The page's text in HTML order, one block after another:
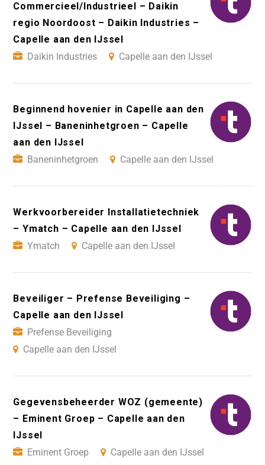
Commercieel/Industrieel – Daikin
regio Noordoost – Daikin Industries –
Capelle aan den IJssel
Daikin Industries
Capelle aan den IJssel
Beginnend hovenier in Capelle aan den
IJssel – Baneninhetgroen – Capelle
aan den IJssel
Baneninhetgroen
Capelle aan den IJssel
Werkvoorbereider Installatietechniek
– Ymatch – Capelle aan den IJssel
Ymatch
Capelle aan den IJssel
Beveiliger – Prefense Beveiliging –
Capelle aan den IJssel
Prefense Beveiliging
Capelle aan den IJssel
Gegevensbeheerder WOZ (gemeente)
– Eminent Groep – Capelle aan den
IJssel
Eminent Groep
Capelle aan den IJssel